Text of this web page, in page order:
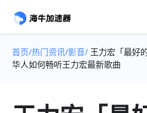
首页/热门资讯/影音/ 王力宏「最好
华人如何畅听王力宏最新歌曲